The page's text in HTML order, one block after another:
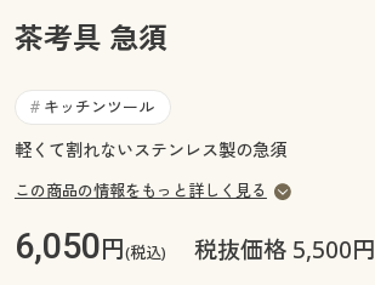
マイページ
閲覧履歴
お気に入り
サポート
閲覧履歴
お気に入り
サポート
茶考具 急須
# キッチンツール
軽くて割れないステンレス製の急須
この商品の情報をもっと詳しく見る
6,050円(税込) 税抜価格 5,500円